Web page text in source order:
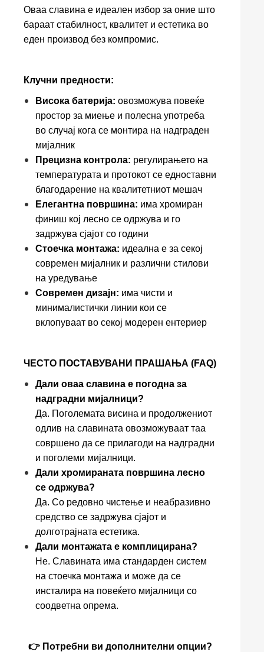
Оваа славина е идеален избор за оние што
бараат стабилност, квалитет и естетика во
еден производ без компромис.
Клучни предности:
Висока батерија: овозможува повеќе
простор за миење и полесна употреба
во случај кога се монтира на надграден
мијалник
Прецизна контрола: регулирањето на
температурата и протокот се едноставни
благодарение на квалитетниот мешач
Елегантна површина: има хромиран
финиш кој лесно се одржува и го
задржува сјајот со години
Стоечка монтажа: идеална е за секој
современ мијалник и различни стилови
на уредување
Современ дизајн: има чисти и
минималистички линии кои се
вклопуваат во секој модерен ентериер
ЧЕСТО ПОСТАВУВАНИ ПРАШАЊА (FAQ)
Дали оваа славина е погодна за
надградни мијалници?
Да. Поголемата висина и продолжениот
одлив на славината овозможуваат таа
совршено да се прилагоди на надградни
и поголеми мијалници.
Дали хромираната површина лесно
се одржува?
Да. Со редовно чистење и неабразивно
средство се задржува сјајот и
долготрајната естетика.
Дали монтажата е комплицирана?
Не. Славината има стандарден систем
на стоечка монтажа и може да се
инсталира на повеќето мијалници со
соодветна опрема.
👉 Потребни ви дополнителни опции?